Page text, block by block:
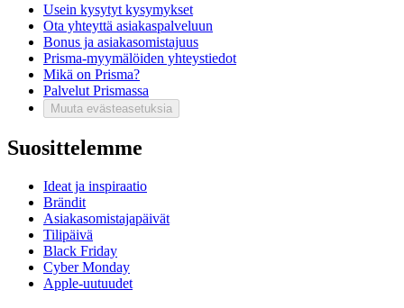
Usein kysytyt kysymykset
Ota yhteyttä asiakaspalveluun
Bonus ja asiakasomistajuus
Prisma-myymälöiden yhteystiedot
Mikä on Prisma?
Palvelut Prismassa
Muuta evästeasetuksia
Suosittelemme
Ideat ja inspiraatio
Brändit
Asiakasomistajapäivät
Tilipäivä
Black Friday
Cyber Monday
Apple-uutuudet